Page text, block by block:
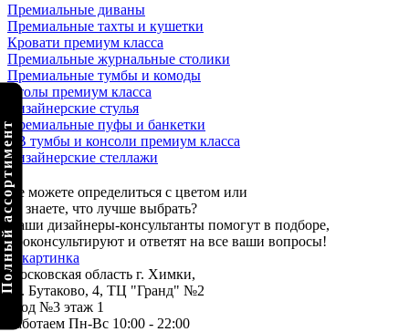
Премиальные диваны
Премиальные тахты и кушетки
Кровати премиум класса
Премиальные журнальные столики
Премиальные тумбы и комоды
Столы премиум класса
Дизайнерские стулья
Премиальные пуфы и банкетки
ТВ тумбы и консоли премиум класса
Дизайнерские стеллажи
Не можете определиться с цветом или
не знаете, что лучше выбрать?
Наши дизайнеры-консультанты помогут в подборе,
проконсультируют и ответят на все ваши вопросы!
Московская область г. Химки,
ул. Бутаково, 4, ТЦ "Гранд" №2
вход №3 этаж 1
Работаем Пн-Вс 10:00 - 22:00